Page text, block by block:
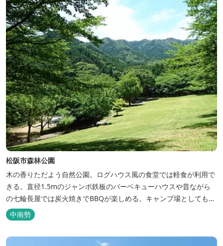
松阪市森林公園
木の香りただよう自然公園。ログハウス風の食堂では軽食が利用で
きる。直径1.5mのジャンボ鉄板のバーベキューハウスや昔ながら
の七輪長屋では炭火焼きでBBQが楽しめる。キャンプ場としても人
気で、週末は多くのキャンパーでにぎわっている。バンガローや5
タイプのテントサイトがある。展望台からは市街が一望できる。ま
た桜の時期は、多くの人々でにぎわう。 バーベキューの食材は持ち
中南勢